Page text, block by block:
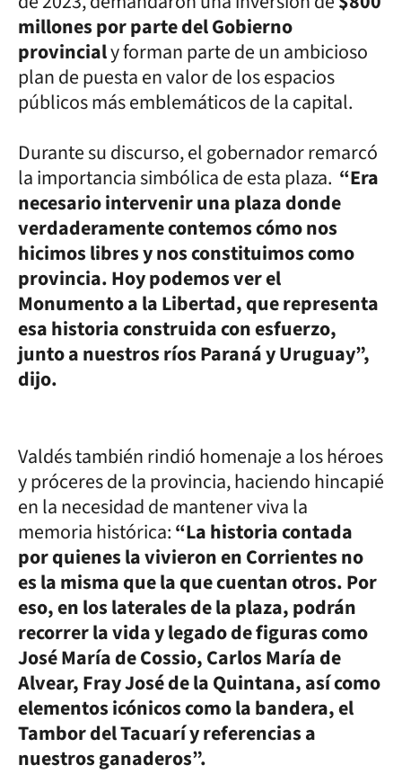
millones por parte del Gobierno
provincialy forman parte de un ambicioso
plan de puesta en valor de los espacios
públicos más emblemáticos de la capital.
Durante su discurso, el gobernador remarcó
la importancia simbólica de esta plaza. “Era
necesario intervenir una plaza donde
verdaderamente contemos cómo nos
hicimos libres y nos constituimos como
provincia. Hoy podemos ver el
Monumento a la Libertad, que representa
esa historia construida con esfuerzo,
junto a nuestros ríos Paraná y Uruguay”,
dijo.
Valdés también rindió homenaje a los héroes
y próceres de la provincia, haciendo hincapié
en la necesidad de mantener viva la
memoria histórica:“La historia contada
por quienes la vivieron en Corrientes no
es la misma que la que cuentan otros. Por
eso, en los laterales de la plaza, podrán
recorrer la vida y legado de figuras como
José María de Cossio, Carlos María de
Alvear, Fray José de la Quintana, así como
elementos icónicos como la bandera, el
Tambor del Tacuarí y referencias a
nuestros ganaderos”.